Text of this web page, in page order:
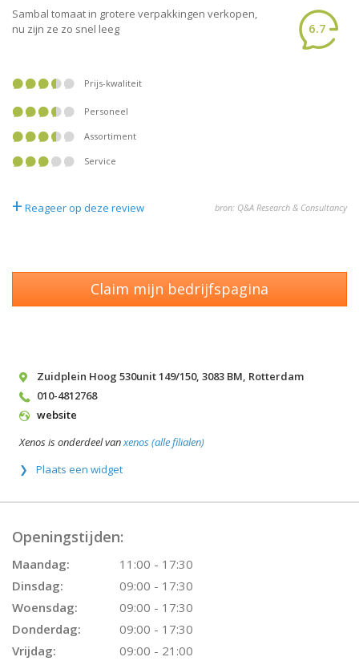
Sambal tomaat in grotere verpakkingen verkopen,
nu zijn ze zo snel leeg
6.7
Prijs-kwaliteit
Personeel
Assortiment
Service
+ Reageer op deze review bron: Q&A Research & Consultancy
Claim mijn bedrijfspagina
Zuidplein Hoog 530unit 149/150, 3083 BM, Rotterdam
010-4812768
website
Xenos is onderdeel vanxenos (alle filialen)
Plaats een widget
Openingstijden:
Maandag:
11:00 - 17:30
Dinsdag:
09:00 - 17:30
Woensdag:
09:00 - 17:30
Donderdag:
09:00 - 17:30
Vrijdag:
09:00 - 21:00